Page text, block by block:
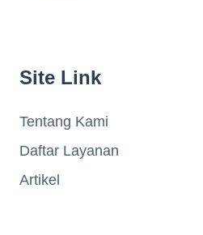
Site Link
Tentang Kami
Daftar Layanan
Artikel